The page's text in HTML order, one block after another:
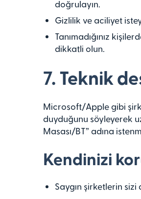
doğrulayın.
Gizlilik ve aciliyet
Tanımadığınız
dikkatli olun.
7. Teknik
Microsoft/Apple gibi
duyduğunu söyleyerek
Masası/BT” adına
Kendinizi
Saygın şirketlerin